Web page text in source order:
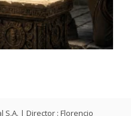
S.A. | Director : Florencio